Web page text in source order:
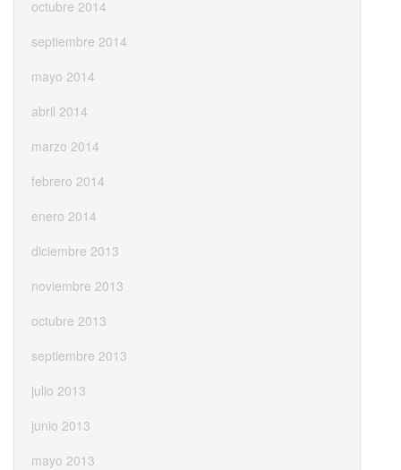
octubre 2014
septiembre 2014
mayo 2014
abril 2014
marzo 2014
febrero 2014
enero 2014
diciembre 2013
noviembre 2013
octubre 2013
septiembre 2013
julio 2013
junio 2013
mayo 2013